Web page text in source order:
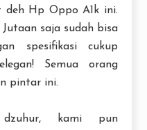
deh Hp Oppo A1k ini.
saja sudah bisa
spesifikasi cukup
Semua orang
pintar ini.
kami pun